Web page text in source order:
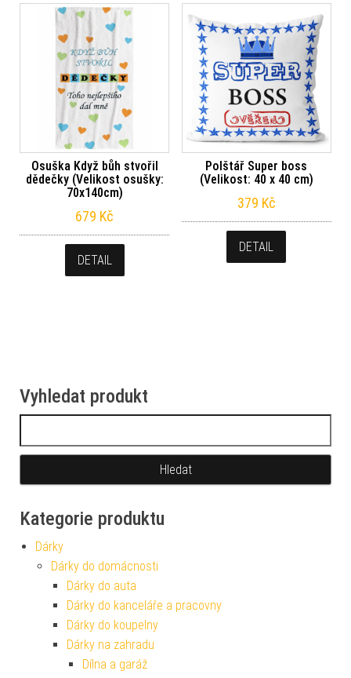
Osuška Když bůh stvořil
dědečky (Velikost osušky:
70x140cm)
679 Kč
DETAIL
Polštář Super boss
(Velikost: 40 x 40 cm)
379 Kč
DETAIL
Vyhledat produkt
Kategorie produktu
Dárky
Dárky do domácnosti
Dárky do auta
Dárky do kanceláře a pracovny
Dárky do koupelny
Dárky na zahradu
Dílna a garáž